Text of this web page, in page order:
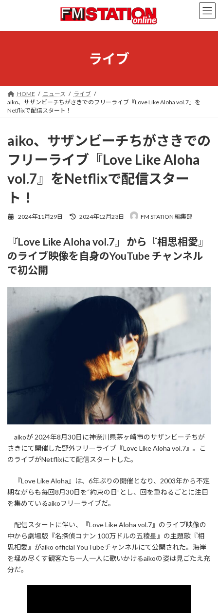
ン
ー
ライブ
HOME ニュース
ライブ
aiko、サザンビーチちがさきでのフリーライブ『Love Like Aloha vol.7』を
Netflixで配信スタート！
aiko、サザンビーチちがさきでの
フリーライブ『Love Like Aloha
vol.7』をNetflixで配信スター
ト！
2024年11月29日
最
新
日
時
2024年12月23日 FM STATION 編集部
『Love Like Aloha vol.7』 から『相思相愛』
のライブ映像を自身のYouTube チャンネル
で初公開
aikoが 2024年8月30日に神奈川県茅ヶ崎市のサザンビーチちが
さきにて開催した野外フリーライブ『Love Like Aloha vol.7』。こ
のライブがNetflixにて配信スタートした。
『Love Like Aloha』は、6年ぶりの開催となり、2003年から不定
期ながらも毎回8月30日を“約束の日”とし、回を重ねるごとに注目
を集めているaikoフリーライブだ。
配信スタートに伴い、『Love Like Aloha vol.7』のライブ映像の
中から劇場版『名探偵コナン 100万ドルの五稜星』の主題歌『相
思相愛』がaiko official YouTubeチャンネルにて公開された。海岸
を埋め尽くす観客たち一人一人に歌いかけるaikoの姿は見ごたえ充
分だ。